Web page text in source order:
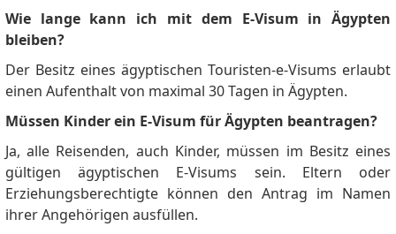
Wie lange kann ich mit dem E-Visum in Ägypten
bleiben?
Der Besitz eines ägyptischen Touristen-e-Visums erlaubt
einen Aufenthalt von maximal 30 Tagen in Ägypten.
Müssen Kinder ein E-Visum für Ägypten beantragen?
Ja, alle Reisenden, auch Kinder, müssen im Besitz eines
gültigen ägyptischen E-Visums sein. Eltern oder
Erziehungsberechtigte können den Antrag im Namen
ihrer Angehörigen ausfüllen.